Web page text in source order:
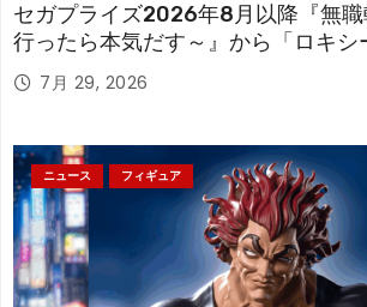
セガプライズ2026年8月以降『無
行ったら本気だす～』から「ロキシ
アが登場！
7月 29, 2026
ニュース フィギュア